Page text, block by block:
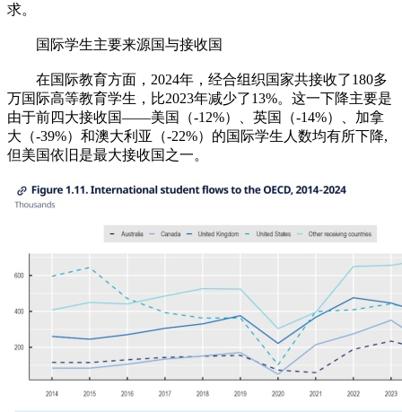
求。
国际学生主要来源国与接收国
在国际教育方面，2024年，经合组织国家共接收了180多
万国际高等教育学生，比2023年减少了13%。这一下降主要是
由于前四大接收国——美国（-12%）、英国（-14%）、加拿
大（-39%）和澳大利亚（-22%）的国际学生人数均有所下降,
但美国依旧是最大接收国之一。